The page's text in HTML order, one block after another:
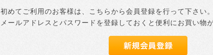
初めてご利用のお客様は、こちらから会員登録を行って下さい。
メールアドレスとパスワードを登録しておくと便利にお買い物